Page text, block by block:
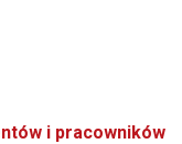
i pracowników